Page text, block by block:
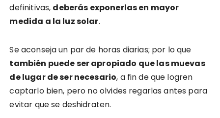
definitivas, deberás exponerlas en mayor
medida a la luz solar.
Se aconseja un par de horas diarias; por lo que
también puede ser apropiado que las muevas
de lugar de ser necesario, a fin de que logren
captarlo bien, pero no olvides regarlas antes para
evitar que se deshidraten.